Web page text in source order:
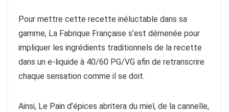
Pour mettre cette recette inéluctable dans sa
gamme, La Fabrique Française s’est démenée pour
impliquer les ingrédients traditionnels de la recette
dans un e-liquide à 40/60 PG/VG afin de retranscrire
chaque sensation comme il se doit.
Ainsi, Le Pain d’épices abritera du miel, de la cannelle,